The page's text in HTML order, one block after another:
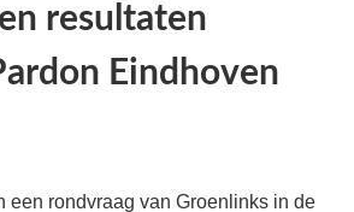
resultaten
Eindhoven
een rondvraag van Groenlinks in de